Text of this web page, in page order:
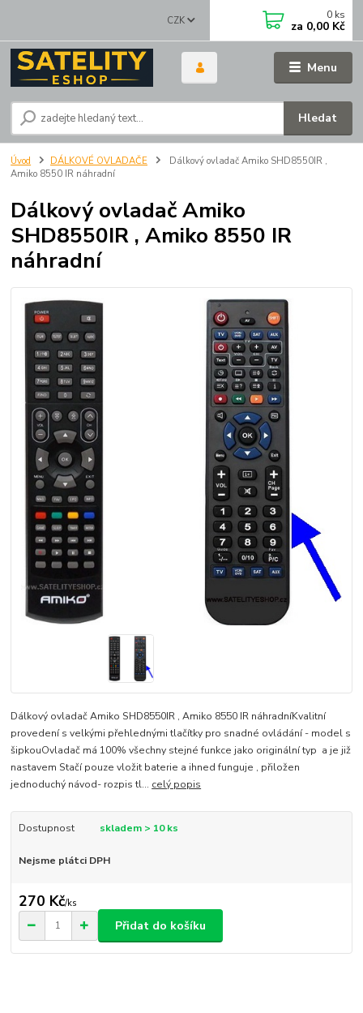
Menu
CZK
Hledat
0 ks
za 0,00 Kč
Úvod DÁLKOVÉ OVLADAČE
Dálkový ovladač Amiko SHD8550IR ,
Amiko 8550 IR náhradní
Dálkový ovladač Amiko
SHD8550IR , Amiko 8550 IR
náhradní
Dálkový ovladač Amiko SHD8550IR , Amiko 8550 IR náhradníKvalitní
provedení s velkými přehlednými tlačítky pro snadné ovládání - model s
šipkouOvladač má 100% všechny stejné funkce jako originální typ a je již
nastavem Stačí pouze vložit baterie a ihned funguje , přiložen
jednoduchý návod- rozpis tl... celý popis
Dostupnost skladem > 10 ks
Nejsme plátci DPH
270 Kč/ks
Přidat do košíku